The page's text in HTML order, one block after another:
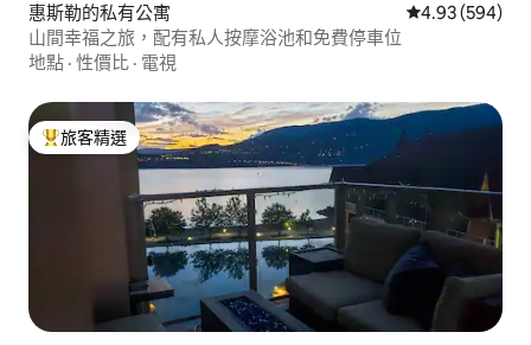
惠斯勒的私有公寓 從 594 則評價
4.93 (594)
山間幸福之旅，配有私人按摩浴池和免費停車位
地點 · 性價比 · 電視
旅客精選榜首
旅客精選